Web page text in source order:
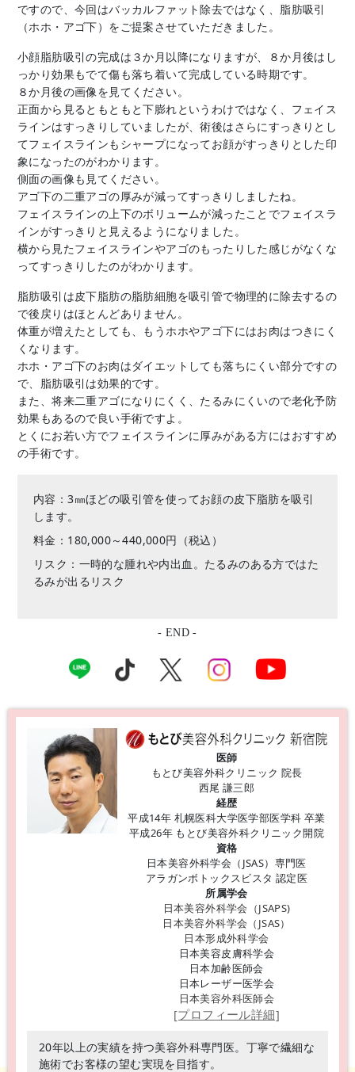
ですので、今回はバッカルファット除去ではなく、脂肪吸引
（ホホ・アゴ下）をご提案させていただきました。
小顔脂肪吸引の完成は３か月以降になりますが、８か月後はし
っかり効果もでて傷も落ち着いて完成している時期です。
８か月後の画像を見てください。
正面から見るともともと下膨れというわけではなく、フェイス
ラインはすっきりしていましたが、術後はさらにすっきりとし
てフェイスラインもシャープになってお顔がすっきりとした印
象になったのがわかります。
側面の画像も見てください。
アゴ下の二重アゴの厚みが減ってすっきりしましたね。
フェイスラインの上下のボリュームが減ったことでフェイスラ
インがすっきりと見えるようになりました。
横から見たフェイスラインやアゴのもったりした感じがなくな
ってすっきりしたのがわかります。
脂肪吸引は皮下脂肪の脂肪細胞を吸引管で物理的に除去するの
で後戻りはほとんどありません。
体重が増えたとしても、もうホホやアゴ下にはお肉はつきにく
くなります。
ホホ・アゴ下のお肉はダイエットしても落ちにくい部分ですの
で、脂肪吸引は効果的です。
また、将来二重アゴになりにくく、たるみにくいので老化予防
効果もあるので良い手術ですよ。
とくにお若い方でフェイスラインに厚みがある方にはおすすめ
の手術です。
内容：3㎜ほどの吸引管を使ってお顔の皮下脂肪を吸引
します。
料金：180,000～440,000円（税込）
リスク：一時的な腫れや内出血。たるみのある方ではた
るみが出るリスク
- END -
医師
もとび美容外科クリニック 院長
西尾 謙三郎
経歴
平成14年 札幌医科大学医学部医学科 卒業
平成26年 もとび美容外科クリニック開院
資格
日本美容外科学会（JSAS）専門医
アラガンボトックスビスタ 認定医
所属学会
日本美容外科学会（JSAPS)
日本美容外科学会（JSAS）
日本形成外科学会
日本美容皮膚科学会
日本加齢医師会
日本レーザー医学会
日本美容外科医師会
[プロフィール詳細]
20年以上の実績を持つ美容外科専門医。丁寧で繊細な
施術でお客様の望む実現を目指す。